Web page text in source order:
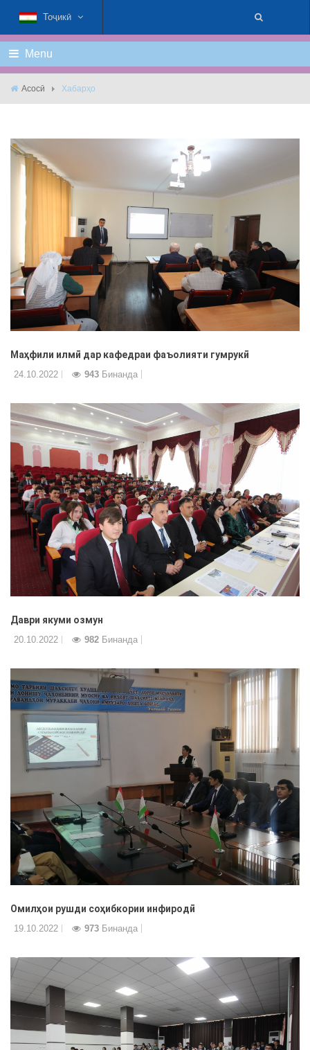
Тоҷикӣ
Menu
Асосӣ Хабарҳо
Маҳфили илмӣ дар кафедраи фаъолияти гумрукӣ
24.10.2022 943 Бинанда
Даври якуми озмун
20.10.2022 982 Бинанда
Омилҳои рушди соҳибкории инфиродӣ
19.10.2022 973 Бинанда